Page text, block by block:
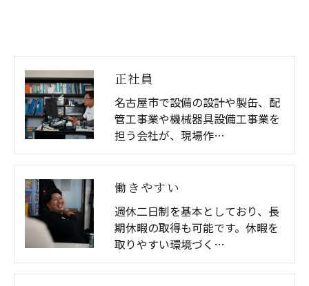
正社員
名古屋市で設備の設計や製缶、配
管工事業や機械器具設備工事業を
担う会社が、現場作…
働きやすい
週休二日制を基本としており、長
期休暇の取得も可能です。休暇を
取りやすい環境づく…